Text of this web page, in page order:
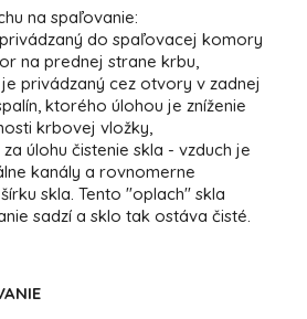
na spaľovanie:
do spaľovacej komory
na prednej strane krbu,
privádzaný cez otvory v zadnej
ktorého úlohou je zníženie
krbovej vložky,
úlohu čistenie skla - vzduch je
kanály a rovnomerne
skla. Tento "oplach" skla
sadzí a sklo tak ostáva čisté.